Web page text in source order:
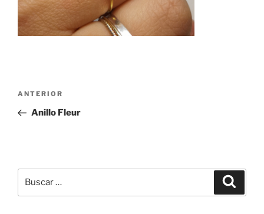
Navegación
entradas
Entrada
anterior:
ANTERIOR
Anillo Fleur
por: